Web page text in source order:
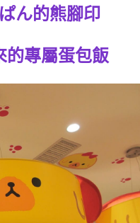
ん的熊腳印
的專屬蛋包飯